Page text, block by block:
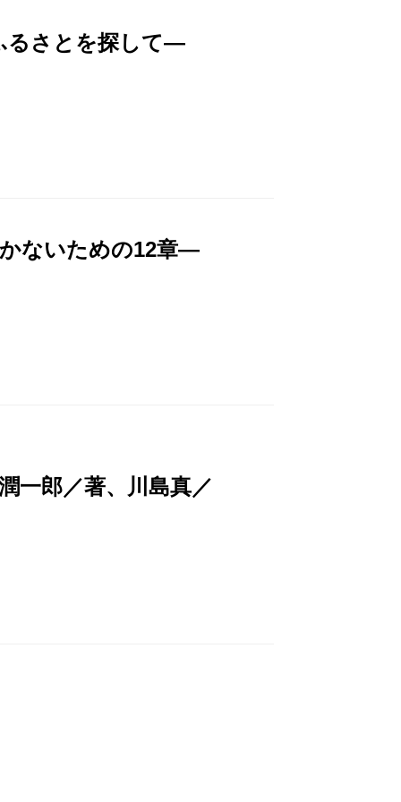
るさとを探して―
ないための12章―
一郎／著、川島真／